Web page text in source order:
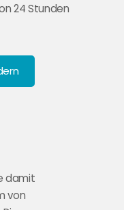
24 Stunden
damit
von